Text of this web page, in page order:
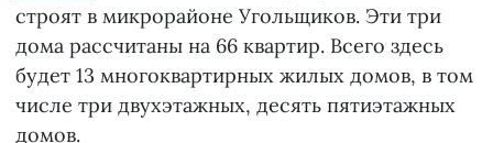
строят в микрорайоне Угольщиков. Эти три
дома рассчитаны на 66 квартир. Всего здесь
будет 13 многоквартирных жилых домов, в том
числе три двухэтажных, десять пятиэтажных
домов.